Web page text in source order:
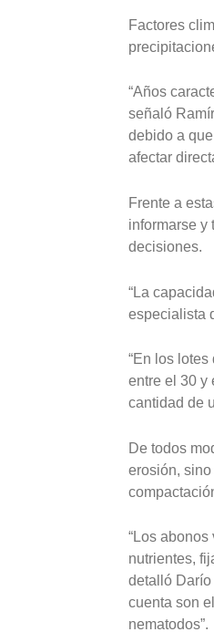
Factores
“Años
señaló
debido a
afectar
Frente a
informarse y
decisiones.
“La
especialista
“En los
entre el 30 y
cantidad de
De todos
erosión,
“Los
nutrientes,
detalló Darío
cuenta son
nematodos”.